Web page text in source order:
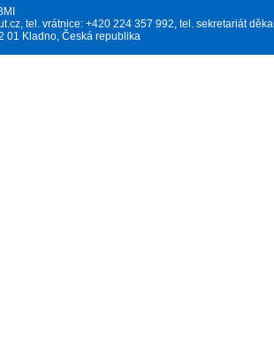
, tel. vrátnice: +420 224 357 992, tel. sekretariát
01 Kladno, Česká republika